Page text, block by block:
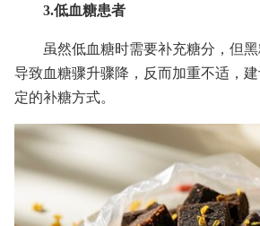
3.低血糖患者
虽然低血糖时需要补充糖分，但
导致血糖骤升骤降，反而加重不适，
定的补糖方式。